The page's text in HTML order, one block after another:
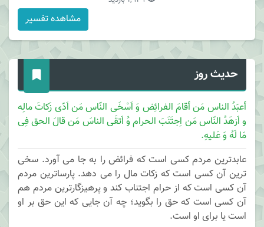
مشاهده تفسیر
حدیث روز
أعبَدُ الناس مَن أقامَ الفرائِض وَ اَسْخَی النّاس مَن اَدّی زَکاتَ مالِه
و اَزهَدُ النّاس مَن اِجتَنَبَ الحرام وُ اَتقَی الناسَ مَن قالَ الحق فِی
مَا لَهُ وَ عَلیهِ.
عابدترین مردم کسی است که فرائض را به جا می آورد. سخی
ترین آن کسی است که زکات مال را می دهد. پارساترین مردم
آن کسی است که از حرام اجتناب کند و پرهیزگارترین مردم هم
آن کسی است که حق را بگوید؛ چه آن جایی که این حق بر او
است یا برای او است.